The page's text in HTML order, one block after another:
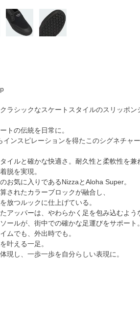
ラシックなスケートスタイルのスリッポン
トの伝統を日常に。
ンスピレーションを得たこのシグネチャー
イルと確かな快適さ。耐久性と柔軟性を兼
脱を実現。
お気に入りであるNizzaとAloha Super。
されたカラーブロックが融合し、
放つルックに仕上げている。
アッパーは、やわらかく足を包み込むよう
ールが、街中での確かな足運びをサポート。
ムでも、外出時でも。
叶える一足。
現し、一歩一歩を自分らしい表現に。